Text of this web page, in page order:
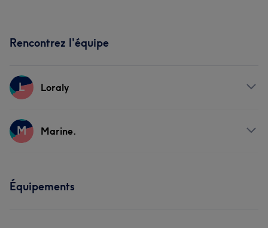
Rencontrez l'équipe
L Loraly
Prestations
M Marine.
Équipements